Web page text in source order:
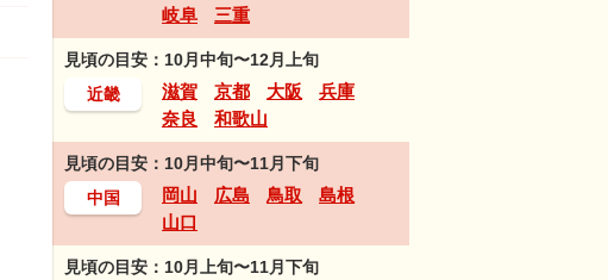
岐阜
三重
見頃の目安：10月中旬〜12月上旬
近畿
滋賀 京都 大阪
兵庫
奈良
和歌山
見頃の目安：10月中旬〜11月下旬
中国
岡山 広島 鳥取
島根
山口
見頃の目安：10月上旬〜11月下旬